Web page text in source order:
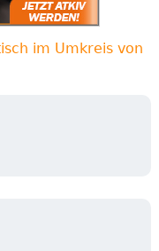
im Umkreis von